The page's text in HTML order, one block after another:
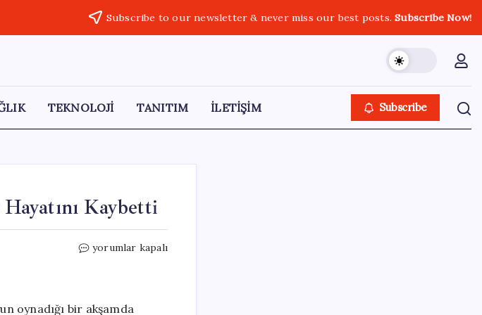
Subscribe to our newsletter & never miss our best posts.Subscribe Now!
TEKNOLOJİ TANITIM İLETİŞİM Subscribe
Kaybetti
Minik
Kaçan
yorumlar kapalı
oynadığı bir akşamda